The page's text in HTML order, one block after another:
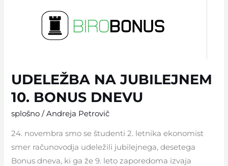
UDELEŽBA NA JUBILEJNEM
10. BONUS DNEVU
splošno /Andreja Petrovič
24. novembra smo se študenti 2. letnika ekonomist
smer računovodja udeležili jubilejnega, desetega
Bonus dneva, ki ga že 9. leto zaporedoma izvaja